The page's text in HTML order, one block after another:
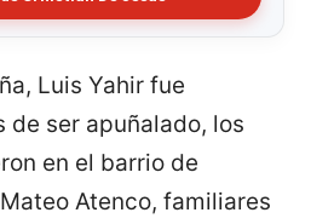
Luis Yahir fue
de ser apuñalado, los
en el barrio de
Atenco, familiares